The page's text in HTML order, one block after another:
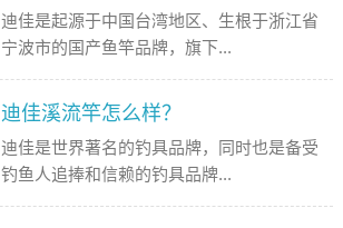
迪佳是起源于中国台湾地区、生根于浙江省
宁波市的国产鱼竿品牌，旗下...
迪佳溪流竿怎么样？
迪佳是世界著名的钓具品牌，同时也是备受
钓鱼人追捧和信赖的钓具品牌...